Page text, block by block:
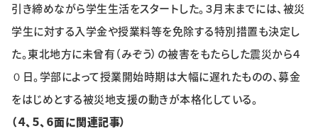
学生社会
イベント
引き締めながら学生生活をスタートした。３月末までには、被災
学生に対する入学金や授業料等を免除する特別措置も決定し
た。東北地方に未曾有（みぞう）の被害をもたらした震災から４
０日。学部によって授業開始時期は大幅に遅れたものの、募金
をはじめとする被災地支援の動きが本格化している。
（４、５、６面に関連記事）